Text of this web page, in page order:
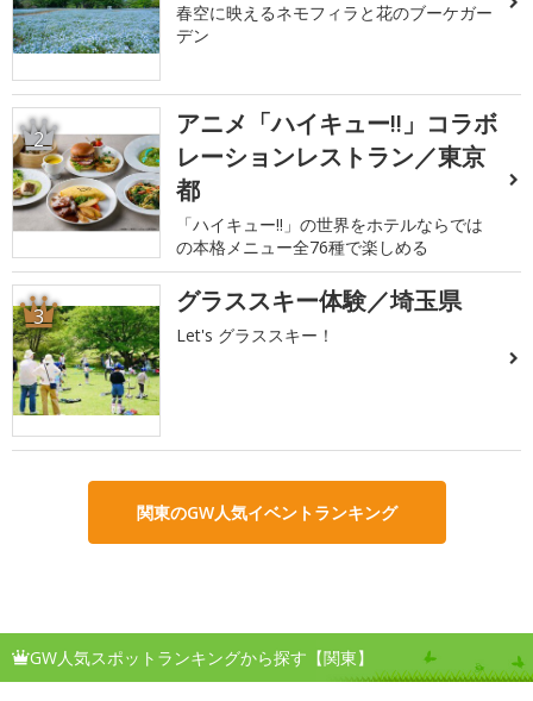
春空に映えるネモフィラと花のブーケガー
デン
2
アニメ「ハイキュー!!」コラボ
レーションレストラン／東京
都
「ハイキュー!!」の世界をホテルならでは
の本格メニュー全76種で楽しめる
3 グラススキー体験／埼玉県
Let's グラススキー！
関東のGW人気イベントランキング
GW人気スポットランキングから探す【関東】